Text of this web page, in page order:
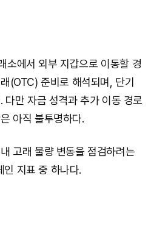
소에서 외부 지갑으로 이동할 경
(OTC) 준비로 해석되며, 단기
다만 자금 성격과 추가 이동 경로
아직 불투명하다.
고래 물량 변동을 점검하려는
인 지표 중 하나다.